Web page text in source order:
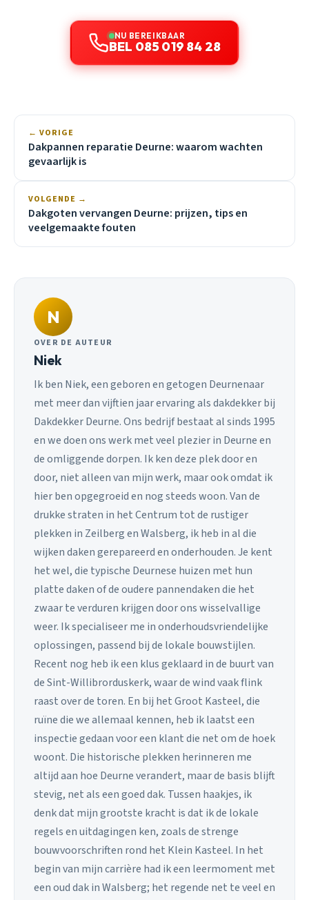
NU BEREIKBAAR
BEL 085 019 84 28
← VORIGE
Dakpannen reparatie Deurne: waarom wachten
gevaarlijk is
VOLGENDE →
Dakgoten vervangen Deurne: prijzen, tips en
veelgemaakte fouten
N
OVER DE AUTEUR
Niek
Ik ben Niek, een geboren en getogen Deurnenaar
met meer dan vijftien jaar ervaring als dakdekker bij
Dakdekker Deurne. Ons bedrijf bestaat al sinds 1995
en we doen ons werk met veel plezier in Deurne en
de omliggende dorpen. Ik ken deze plek door en
door, niet alleen van mijn werk, maar ook omdat ik
hier ben opgegroeid en nog steeds woon. Van de
drukke straten in het Centrum tot de rustiger
plekken in Zeilberg en Walsberg, ik heb in al die
wijken daken gerepareerd en onderhouden. Je kent
het wel, die typische Deurnese huizen met hun
platte daken of de oudere pannendaken die het
zwaar te verduren krijgen door ons wisselvallige
weer. Ik specialiseer me in onderhoudsvriendelijke
oplossingen, passend bij de lokale bouwstijlen.
Recent nog heb ik een klus geklaard in de buurt van
de Sint-Willibrorduskerk, waar de wind vaak flink
raast over de toren. En bij het Groot Kasteel, die
ruïne die we allemaal kennen, heb ik laatst een
inspectie gedaan voor een klant die net om de hoek
woont. Die historische plekken herinneren me
altijd aan hoe Deurne verandert, maar de basis blijft
stevig, net als een goed dak. Tussen haakjes, ik
denk dat mijn grootste kracht is dat ik de lokale
regels en uitdagingen ken, zoals de strenge
bouwvoorschriften rond het Klein Kasteel. In het
begin van mijn carrière had ik een leermoment met
een oud dak in Walsberg; het regende net te veel en